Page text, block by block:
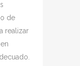
de
realizar